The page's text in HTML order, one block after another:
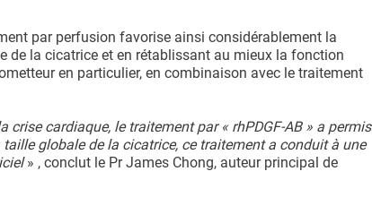
par perfusion favorise ainsi considérablement la
de la cicatrice et en rétablissant au mieux la fonction
en particulier, en combinaison avec le traitement
cardiaque, le traitement par « rhPDGF-AB » a permis
globale de la cicatrice, ce traitement a conduit à une
» , conclut le Pr James Chong, auteur principal de